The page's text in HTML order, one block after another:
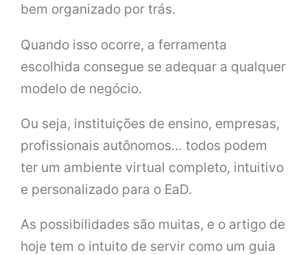
bem organizado por trás.
Quando isso ocorre, a ferramenta
escolhida consegue se adequar a qualquer
modelo de negócio.
Ou seja, instituições de ensino, empresas,
profissionais autônomos… todos podem
ter um ambiente virtual completo, intuitivo
e personalizado para o EaD.
As possibilidades são muitas, e o artigo de
hoje tem o intuito de servir como um guia